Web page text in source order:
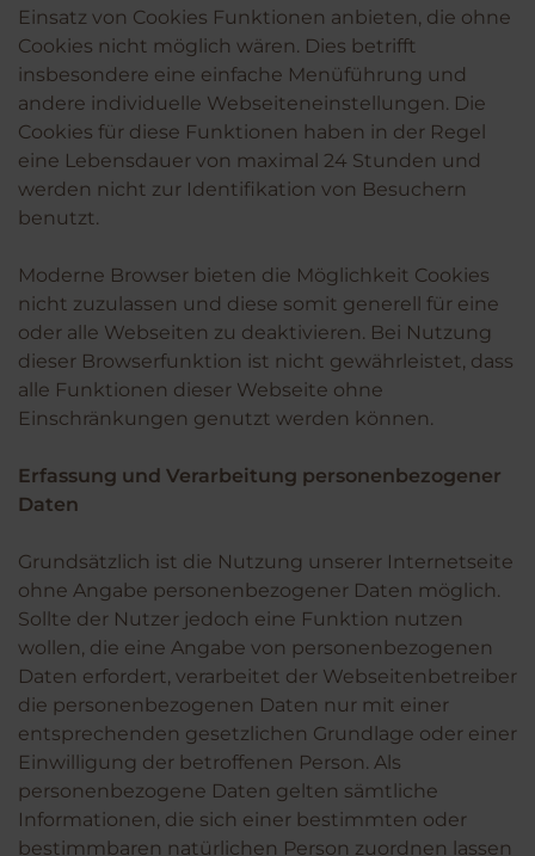
Einsatz von Cookies Funktionen anbieten, die ohne
Cookies nicht möglich wären. Dies betrifft
insbesondere eine einfache Menüführung und
andere individuelle Webseiteneinstellungen. Die
Cookies für diese Funktionen haben in der Regel
eine Lebensdauer von maximal 24 Stunden und
werden nicht zur Identifikation von Besuchern
benutzt.
Moderne Browser bieten die Möglichkeit Cookies
nicht zuzulassen und diese somit generell für eine
oder alle Webseiten zu deaktivieren. Bei Nutzung
dieser Browserfunktion ist nicht gewährleistet, dass
alle Funktionen dieser Webseite ohne
Einschränkungen genutzt werden können.
Erfassung und Verarbeitung personenbezogener
Daten
Grundsätzlich ist die Nutzung unserer Internetseite
ohne Angabe personenbezogener Daten möglich.
Sollte der Nutzer jedoch eine Funktion nutzen
wollen, die eine Angabe von personenbezogenen
Daten erfordert, verarbeitet der Webseitenbetreiber
die personenbezogenen Daten nur mit einer
entsprechenden gesetzlichen Grundlage oder einer
Einwilligung der betroffenen Person. Als
personenbezogene Daten gelten sämtliche
Informationen, die sich einer bestimmten oder
bestimmbaren natürlichen Person zuordnen lassen